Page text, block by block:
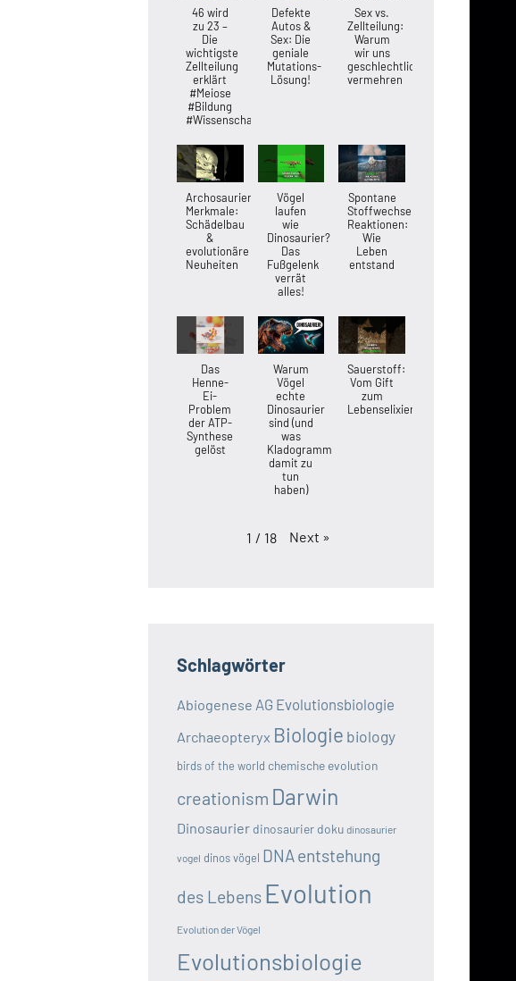
46 wird
zu 23 –
Die
wichtigste
Zellteilung
erklärt
#Meiose
#Bildung
#Wissenschaft
Defekte
Autos &
Sex: Die
geniale
Mutations-
Lösung!
Sex vs.
Zellteilung:
Warum
wir uns
geschlechtlich
vermehren
Archosaurier-
Merkmale:
Schädelbau
&
evolutionäre
Neuheiten
Vögel
laufen
wie
Dinosaurier?
Das
Fußgelenk
verrät
alles!
Spontane
Stoffwechsel-
Reaktionen:
Wie
Leben
entstand
Das
Henne-
Ei-
Problem
der ATP-
Synthese
gelöst
Warum
Vögel
echte
Dinosaurier
sind (und
was
Kladogramme
damit zu
tun
haben)
Sauerstoff:
Vom Gift
zum
Lebenselixier
1 / 18 Next »
Schlagwörter
Abiogenese AG Evolutionsbiologie
Archaeopteryx Biologie biology
birds of the world chemische evolution
creationism Darwin
Dinosaurier dinosaurier doku dinosaurier
vogel dinos vögel DNAentstehung
des Lebens Evolution
Evolution der Vögel
Evolutionsbiologie